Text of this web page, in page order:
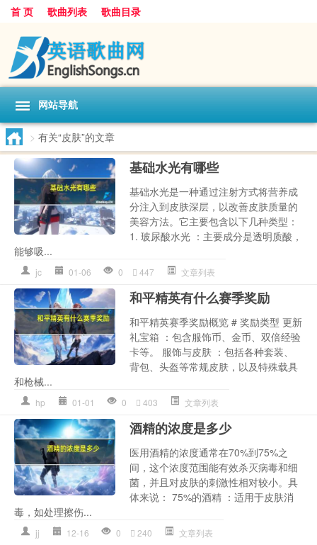
首 页 歌曲列表 歌曲目录
网站导航
> 有关“皮肤”的文章
基础水光有哪些
基础水光是一种通过注射方式将营养成
分注入到皮肤深层，以改善皮肤质量的
美容方法。它主要包含以下几种类型：
1. 玻尿酸水光 ：主要成分是透明质酸，
能够吸...
jc 01-06 0 447 文章列表
和平精英有什么赛季奖励
和平精英赛季奖励概览 # 奖励类型 更新
礼宝箱 ：包含服饰币、金币、双倍经验
卡等。 服饰与皮肤 ：包括各种套装、
背包、头盔等常规皮肤，以及特殊载具
和枪械...
hp 01-01 0 403 文章列表
酒精的浓度是多少
医用酒精的浓度通常在70%到75%之
间，这个浓度范围能有效杀灭病毒和细
菌，并且对皮肤的刺激性相对较小。具
体来说： 75%的酒精 ：适用于皮肤消
毒，如处理擦伤...
jj 12-16 0 240 文章列表